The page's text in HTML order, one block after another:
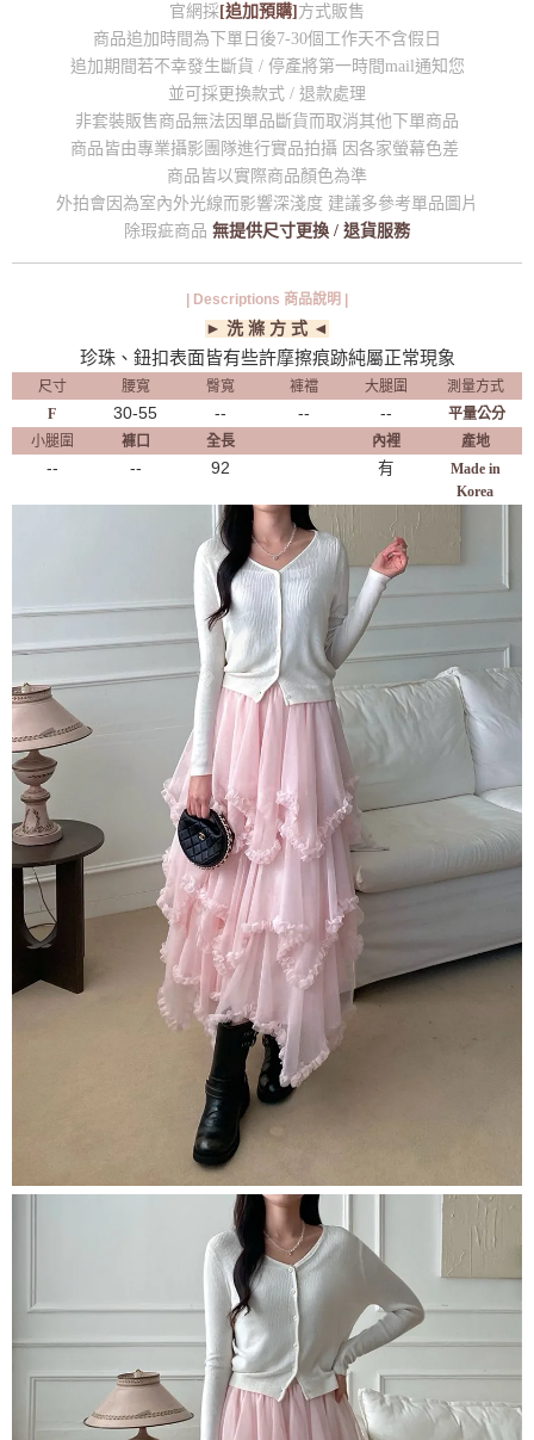
官網採 [追加預購] 方式販售
商品追加時間為下單日後7-30個工作天不含假日
追加期間若不幸發生斷貨 / 停產將第一時間mail通知您
並可採更換款式 / 退款處理
非套裝販售商品無法因單品斷貨而取消其他下單商品
商品皆由專業攝影團隊進行實品拍攝 因各家螢幕色差
商品皆以實際商品顏色為準
外拍會因為室內外光線而影響深淺度 建議多參考單品圖片
除瑕疵商品 無提供尺寸更換 / 退貨服務
| Descriptions 商品說明 |
► 洗 滌 方 式 ◄
珍珠、鈕扣表面皆有些許摩擦痕跡純屬正常現象
尺寸 腰寬 臀寬 褲襠 大腿圍
測量方式
F
30-55 -- -- --
平量公分
小腿圍
褲口 全長 內裡 產地
-- -- 92 有
Made in
Korea